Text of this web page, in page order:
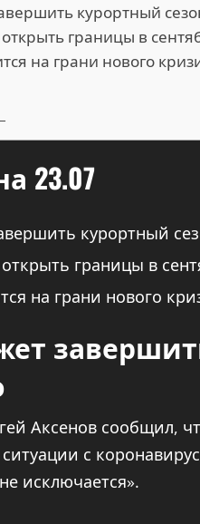
курортный
границы в
на грани нового
23.07
курортный
границы в
на грани нового
Аксенов сообщил,
с
исключается».